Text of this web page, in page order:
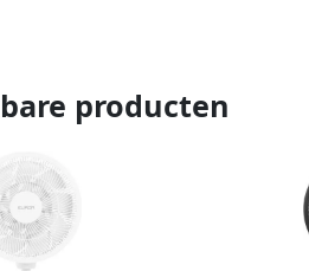
producten